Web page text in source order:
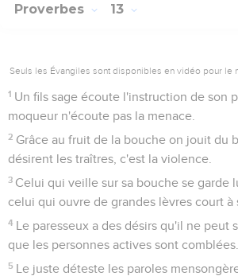
Proverbes 13
Seuls les Évangiles sont disponibles en vidéo pour le
1 Un fils sage écoute l'instruction de son
moqueur n'écoute pas la menace.
2 Grâce au fruit de la bouche on jouit du
désirent les traîtres, c'est la violence.
3 Celui qui veille sur sa bouche se garde
celui qui ouvre de grandes lèvres court à
4 Le paresseux a des désirs qu'il ne peut
que les personnes actives sont comblées.
5 Le juste déteste les paroles